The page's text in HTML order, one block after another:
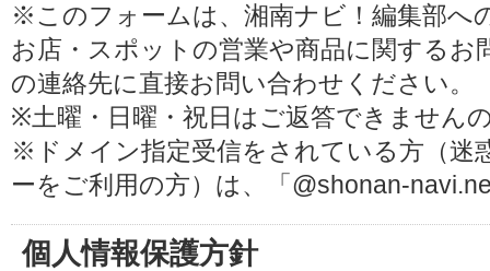
※このフォームは、湘南ナビ！編集部へ
お店・スポットの営業や商品に関する
の連絡先に直接お問い合わせください。
※土曜・日曜・祝日はご返答できません
※ドメイン指定受信をされている方（迷
ーをご利用の方）は、「@shonan-
個人情報保護方針